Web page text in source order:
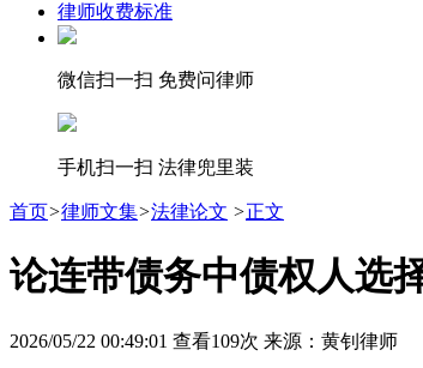
律师收费标准
微信扫一扫 免费问律师
手机扫一扫 法律兜里装
首页>律师文集>法律论文 >正文
论连带债务中债权人选
2026/05/22 00:49:01 查看109次 来源：黄钊律师